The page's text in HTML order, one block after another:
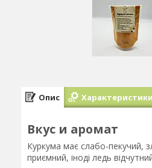
Опис Характеристики
Вкус и аромат
Куркума має слабо-пекучий,
приємний, іноді ледь